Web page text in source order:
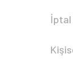
İptal